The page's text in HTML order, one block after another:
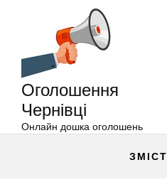
Оголошення
Чернівці
Онлайн дошка оголошень
ЗМІСТ